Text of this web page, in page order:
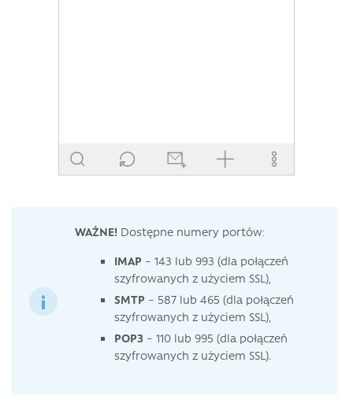
WAŻNE! Dostępne numery portów:
IMAP – 143 lub 993 (dla połączeń
szyfrowanych z użyciem SSL),
SMTP – 587 lub 465 (dla połączeń
szyfrowanych z użyciem SSL),
POP3 – 110 lub 995 (dla połączeń
szyfrowanych z użyciem SSL).